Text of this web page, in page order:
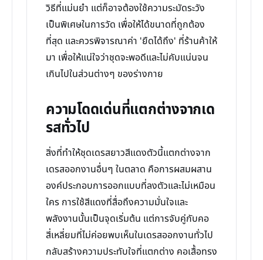
วิธีที่แม่นยำ แต่ก็อาจต้องใช้ความระมัดระวัง
เป็นพิเศษในการวัด เพื่อให้ได้ขนาดที่ถูกต้อง
ที่สุด และควรพิจารณาค่า 'ยืดได้ถึง' ที่ร้านค้าให้
มา เพื่อให้แน่ใจว่าชุดจะพอดีและไม่คับแน่นจน
เกินไปในส่วนต่างๆ ของร่างกาย
ความโดดเด่นที่แตกต่างจากเด
รสทั่วไป
สิ่งที่ทำให้ชุดเดรสยาวสีแดงตัวนี้แตกต่างจาก
เดรสออกงานอื่นๆ ในตลาด คือการผสมผสาน
องค์ประกอบการออกแบบที่ลงตัวและไม่เหมือน
ใคร การใช้สีแดงที่สื่อถึงความมั่นใจและ
พลังงานนั้นเป็นจุดเริ่มต้น แต่การจับคู่กับคอ
สี่เหลี่ยมที่ไม่ค่อยพบเห็นในเดรสออกงานทั่วไป
กลับสร้างความประทับใจที่แตกต่าง คอเสื้อทรง